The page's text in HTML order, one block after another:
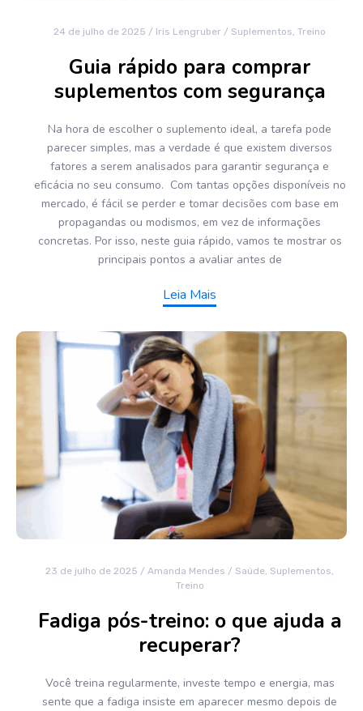
24 de julho de 2025 / Iris Lengruber / Suplementos, Treino
Guia rápido para comprar
suplementos com segurança
Na hora de escolher o suplemento ideal, a tarefa pode
parecer simples, mas a verdade é que existem diversos
fatores a serem analisados para garantir segurança e
eficácia no seu consumo. Com tantas opções disponíveis no
mercado, é fácil se perder e tomar decisões com base em
propagandas ou modismos, em vez de informações
concretas. Por isso, neste guia rápido, vamos te mostrar os
principais pontos a avaliar antes de
Leia Mais
23 de julho de 2025 / Amanda Mendes / Saúde, Suplementos,
Treino
Fadiga pós-treino: o que ajuda a
recuperar?
Você treina regularmente, investe tempo e energia, mas
sente que a fadiga insiste em aparecer mesmo depois de